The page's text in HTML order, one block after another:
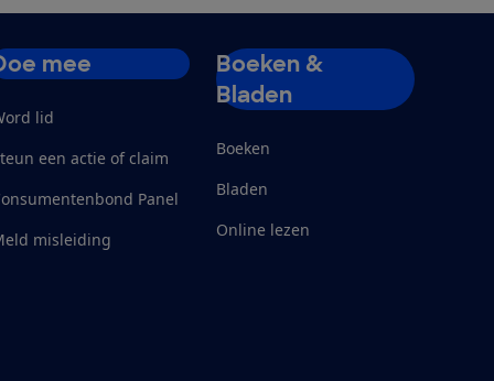
mee
lid
een actie of claim
Panel
misleiding
Boeken &
Bladen
Boeken
Bladen
Online lezen